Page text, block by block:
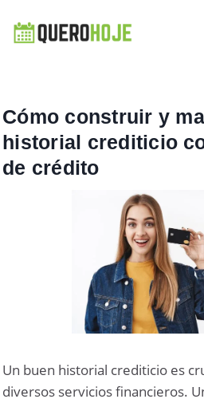
Cómo construir y
historial crediticio
de crédito
Un buen historial crediticio es
diversos servicios financieros.